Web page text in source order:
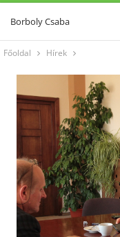
Borboly Csaba
Főoldal Hírek